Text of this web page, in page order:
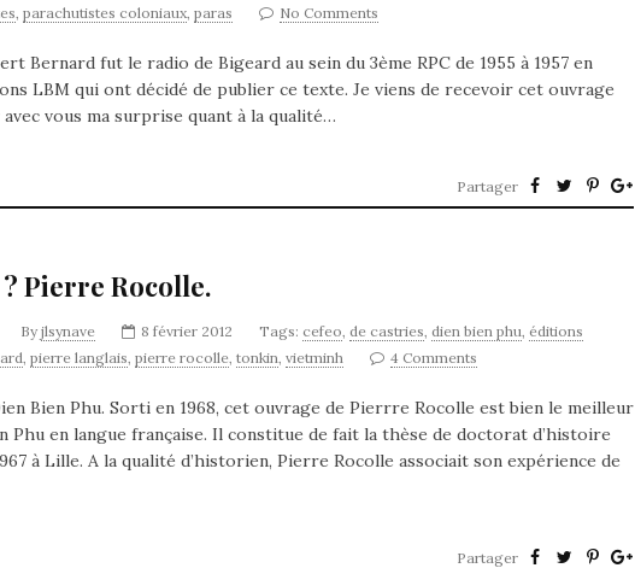
, parachutistes coloniaux, paras No Comments
Bernard fut le radio de Bigeard au sein du 3ème RPC de 1955 à 1957 en
LBM qui ont décidé de publier ce texte. Je viens de recevoir cet ouvrage
vous ma surprise quant à la qualité…
Partager
Pierre Rocolle.
By jlsynave 8 février 2012 Tags: cefeo, de castries, dien bien phu, éditions
, pierre langlais, pierre rocolle, tonkin, vietminh 4 Comments
Bien Phu. Sorti en 1968, cet ouvrage de Pierrre Rocolle est bien le meilleur
Phu en langue française. Il constitue de fait la thèse de doctorat d’histoire
à Lille. A la qualité d’historien, Pierre Rocolle associait son expérience de
Partager